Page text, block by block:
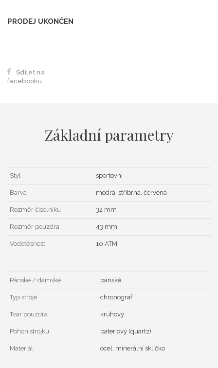
PRODEJ UKONČEN
Sdílet na
facebooku
Základní parametry
Styl sportovní
Barva modrá, stříbrná, červená
Rozměr číselníku 32 mm
Rozměr pouzdra 43 mm
Vodotěsnost 10 ATM
Pánské / dámské pánské
Typ stroje chronograf
Tvar pouzdra kruhový
Pohon strojku bateriový (quartz)
Materiál ocel, minerální sklíčko